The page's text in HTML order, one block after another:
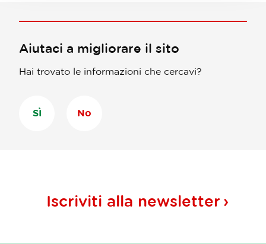
Aiutaci a migliorare il sito
Hai trovato le informazioni che cercavi?
SÌ No
Iscriviti alla newsletter